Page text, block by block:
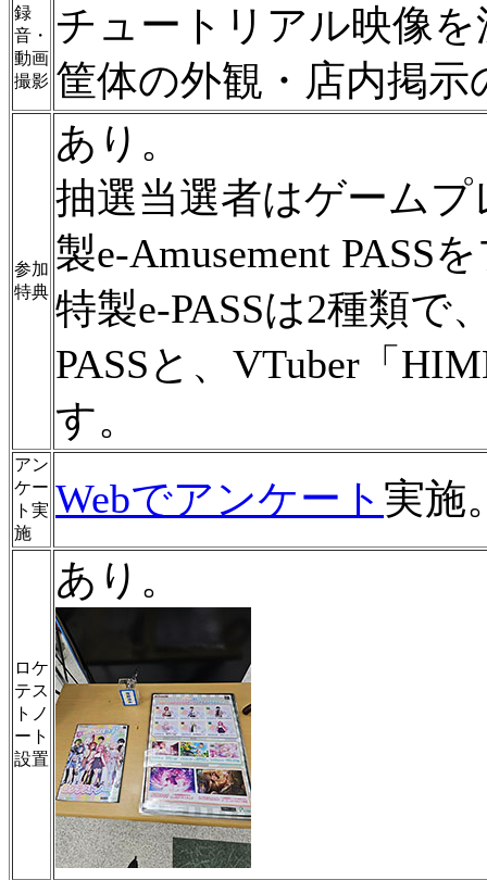
録
音・
動画
撮影
チュートリアル映像
筐体の外観・店内掲
参加
特典
あり。
抽選当選者はゲーム
製e-Amusement PASS
特製e-PASSは2種類
PASSと、VTuber「
す。
アン
ケー
ト実
施
Webでアンケート 実施
ロケ
テス
トノ
ート
設置
あり。